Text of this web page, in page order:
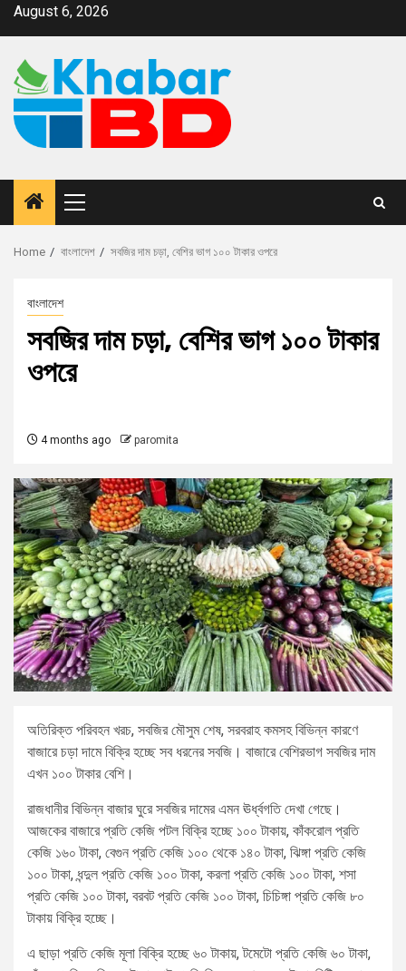
August 6, 2026
Home বাংলাদেশ সবজির দাম চড়া, বেশির ভাগ ১০০ টাকার ওপরে
বাংলাদেশ
সবজির দাম চড়া, বেশির ভাগ ১০০ টাকার
ওপরে
4 months ago paromita
অতিরিক্ত পরিবহন খরচ, সবজির মৌসুম শেষ, সরবরাহ কমসহ বিভিন্ন কারণে
বাজারে চড়া দামে বিক্রি হচ্ছে সব ধরনের সবজি। বাজারে বেশিরভাগ সবজির দাম
এখন ১০০ টাকার বেশি।
রাজধানীর বিভিন্ন বাজার ঘুরে সবজির দামের এমন ঊর্ধ্বগতি দেখা গেছে।
আজকের বাজারে প্রতি কেজি পটল বিক্রি হচ্ছে ১০০ টাকায়, কাঁকরোল প্রতি
কেজি ১৬০ টাকা, বেগুন প্রতি কেজি ১০০ থেকে ১৪০ টাকা, ঝিঙ্গা প্রতি কেজি
১০০ টাকা, ধন্দুল প্রতি কেজি ১০০ টাকা, করলা প্রতি কেজি ১০০ টাকা, শসা
প্রতি কেজি ১০০ টাকা, বরবট প্রতি কেজি ১০০ টাকা, চিচিঙ্গা প্রতি কেজি ৮০
টাকায় বিক্রি হচ্ছে।
এ ছাড়া প্রতি কেজি মূলা বিক্রি হচ্ছে ৬০ টাকায়, টমেটো প্রতি কেজি ৬০ টাকা,